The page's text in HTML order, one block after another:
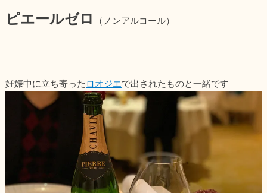
ピエールゼロ （ノンアルコール）
妊娠中に立ち寄った ロオジエで出されたものと一緒です